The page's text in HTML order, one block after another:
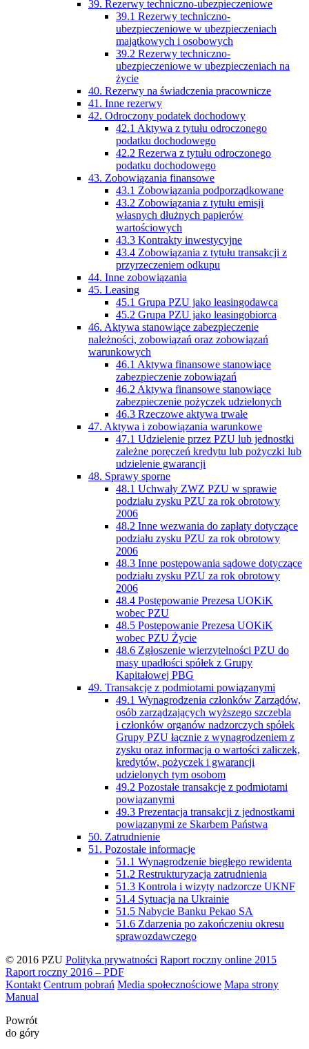
39. Rezerwy techniczno-ubezpieczeniowe
39.1 Rezerwy techniczno-
ubezpieczeniowe w ubezpieczeniach
majątkowych i osobowych
39.2 Rezerwy techniczno-
ubezpieczeniowe w ubezpieczeniach na
życie
40. Rezerwy na świadczenia pracownicze
41. Inne rezerwy
42. Odroczony podatek dochodowy
42.1 Aktywa z tytułu odroczonego
podatku dochodowego
42.2 Rezerwa z tytułu odroczonego
podatku dochodowego
43. Zobowiązania finansowe
43.1 Zobowiązania podporządkowane
43.2 Zobowiązania z tytułu emisji
własnych dłużnych papierów
wartościowych
43.3 Kontrakty inwestycyjne
43.4 Zobowiązania z tytułu transakcji z
przyrzeczeniem odkupu
44. Inne zobowiązania
45. Leasing
45.1 Grupa PZU jako leasingodawca
45.2 Grupa PZU jako leasingobiorca
46. Aktywa stanowiące zabezpieczenie
należności, zobowiązań oraz zobowiązań
warunkowych
46.1 Aktywa finansowe stanowiące
zabezpieczenie zobowiązań
46.2 Aktywa finansowe stanowiące
zabezpieczenie pożyczek udzielonych
46.3 Rzeczowe aktywa trwałe
47. Aktywa i zobowiązania warunkowe
47.1 Udzielenie przez PZU lub jednostki
zależne poręczeń kredytu lub pożyczki lub
udzielenie gwarancji
48. Sprawy sporne
48.1 Uchwały ZWZ PZU w sprawie
podziału zysku PZU za rok obrotowy
2006
48.2 Inne wezwania do zapłaty dotyczące
podziału zysku PZU za rok obrotowy
2006
48.3 Inne postępowania sądowe dotyczące
podziału zysku PZU za rok obrotowy
2006
48.4 Postępowanie Prezesa UOKiK
wobec PZU
48.5 Postępowanie Prezesa UOKiK
wobec PZU Życie
48.6 Zgłoszenie wierzytelności PZU do
masy upadłości spółek z Grupy
Kapitałowej PBG
49. Transakcje z podmiotami powiązanymi
49.1 Wynagrodzenia członków Zarządów,
osób zarządzających wyższego szczebla
i członków organów nadzorczych spółek
Grupy PZU łącznie z wynagrodzeniem z
zysku oraz informacja o wartości zaliczek,
kredytów, pożyczek i gwarancji
udzielonych tym osobom
49.2 Pozostałe transakcje z podmiotami
powiązanymi
49.3 Prezentacja transakcji z jednostkami
powiązanymi ze Skarbem Państwa
50. Zatrudnienie
51. Pozostałe informacje
51.1 Wynagrodzenie biegłego rewidenta
51.2 Restrukturyzacja zatrudnienia
51.3 Kontrola i wizyty nadzorcze UKNF
51.4 Sytuacja na Ukrainie
51.5 Nabycie Banku Pekao SA
51.6 Zdarzenia po zakończeniu okresu
sprawozdawczego
© 2016 PZU Polityka prywatności Raport roczny online 2015
Raport roczny 2016 – PDF
Kontakt Centrum pobrań Media społecznościowe Mapa strony
Manual
Powrót
do góry